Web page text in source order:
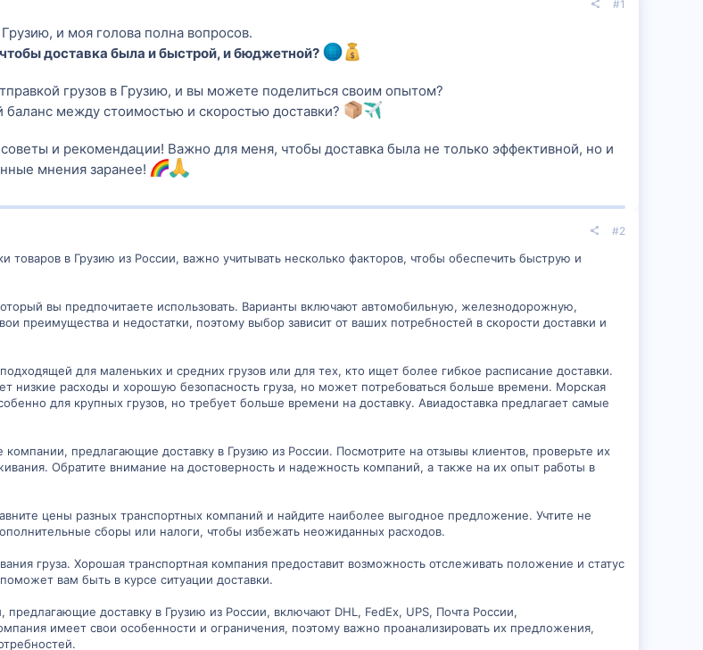
#1
и моя голова полна вопросов.
доставка была и быстрой, и бюджетной?
грузов в Грузию, и вы можете поделиться своим опытом?
между стоимостью и скоростью доставки?
и рекомендации! Важно для меня, чтобы доставка была не только эффективной, но и
мнения заранее!
#2
товаров в Грузию из России, важно учитывать несколько факторов, чтобы обеспечить быструю и
вы предпочитаете использовать. Варианты включают автомобильную, железнодорожную,
преимущества и недостатки, поэтому выбор зависит от ваших потребностей в скорости доставки и
для маленьких и средних грузов или для тех, кто ищет более гибкое расписание доставки.
низкие расходы и хорошую безопасность груза, но может потребоваться больше времени. Морская
для крупных грузов, но требует больше времени на доставку. Авиадоставка предлагает самые
предлагающие доставку в Грузию из России. Посмотрите на отзывы клиентов, проверьте их
Обратите внимание на достоверность и надежность компаний, а также на их опыт работы в
цены разных транспортных компаний и найдите наиболее выгодное предложение. Учтите не
сборы или налоги, чтобы избежать неожиданных расходов.
груза. Хорошая транспортная компания предоставит возможность отслеживать положение и статус
вам быть в курсе ситуации доставки.
доставку в Грузию из России, включают DHL, FedEx, UPS, Почта России,
имеет свои особенности и ограничения, поэтому важно проанализировать их предложения,